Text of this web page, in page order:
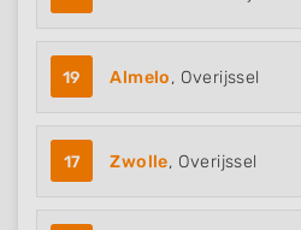
19 Almelo, Overijssel
17 Zwolle, Overijssel